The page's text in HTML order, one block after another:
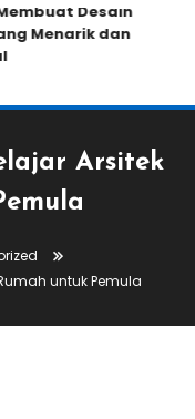
Desain
Menarik dan
Arsitek
untuk Pemula